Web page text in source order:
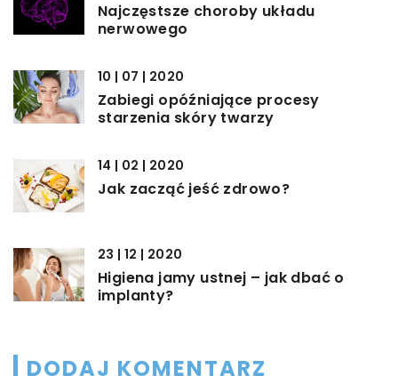
Najczęstsze choroby układu
nerwowego
10 | 07 | 2020
Zabiegi opóźniające procesy
starzenia skóry twarzy
14 | 02 | 2020
Jak zacząć jeść zdrowo?
23 | 12 | 2020
Higiena jamy ustnej – jak dbać o
implanty?
DODAJ KOMENTARZ